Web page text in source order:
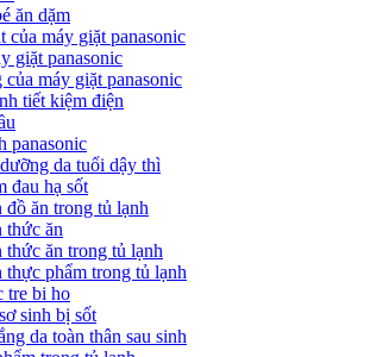
ăn dặm
của máy giặt panasonic
giặt panasonic
của máy giặt panasonic
tiết kiệm điện
panasonic
da tuổi dậy thì
đau hạ sốt
đồ ăn trong tủ lạnh
thức ăn
thức ăn trong tủ lạnh
thực phẩm trong tủ lạnh
tre bi ho
sinh bị sốt
da toàn thân sau sinh